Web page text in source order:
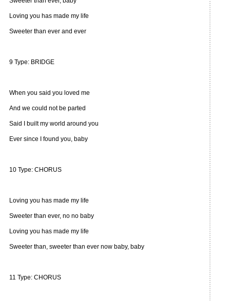
Loving you has made my life
Sweeter than ever and ever
9 Type: BRIDGE
When you said you loved me
And we could not be parted
Said I built my world around you
Ever since I found you, baby
10 Type: CHORUS
Loving you has made my life
Sweeter than ever, no no baby
Loving you has made my life
Sweeter than, sweeter than ever now baby, baby
11 Type: CHORUS